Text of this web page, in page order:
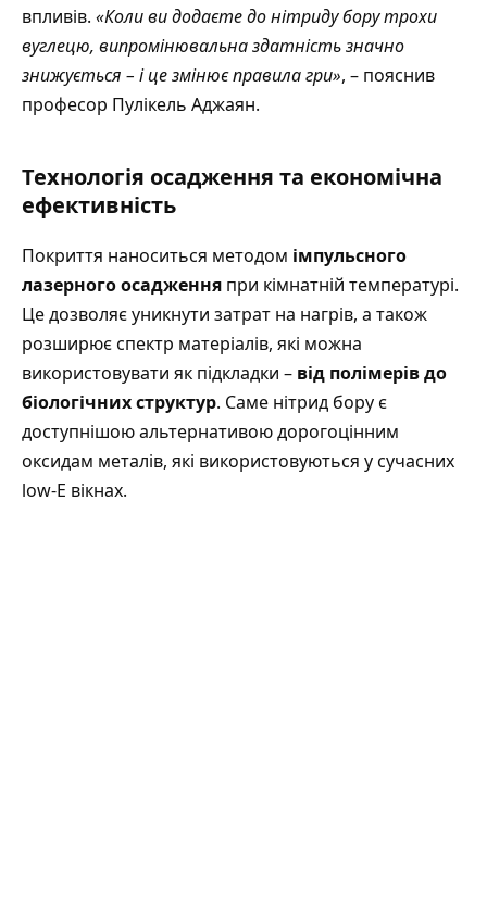
впливів. «Коли ви додаєте до нітриду бору трохи
вуглецю, випромінювальна здатність значно
знижується – і це змінює правила гри», – пояснив
професор Пулікель Аджаян.
Технологія осадження та економічна
ефективність
Покриття наноситься методом імпульсного
лазерного осадження при кімнатній температурі.
Це дозволяє уникнути затрат на нагрів, а також
розширює спектр матеріалів, які можна
використовувати як підкладки – від полімерів до
біологічних структур. Саме нітрид бору є
доступнішою альтернативою дорогоцінним
оксидам металів, які використовуються у сучасних
low-E вікнах.